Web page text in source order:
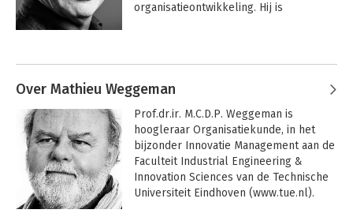
organisatieontwikkeling. Hij is
Over Mathieu Weggeman
Prof.dr.ir. M.C.D.P. Weggeman is
hoogleraar Organisatiekunde, in het
bijzonder Innovatie Management aan de
Faculteit Industrial Engineering &
Innovation Sciences van de Technische
Universiteit Eindhoven (www.tue.nl).